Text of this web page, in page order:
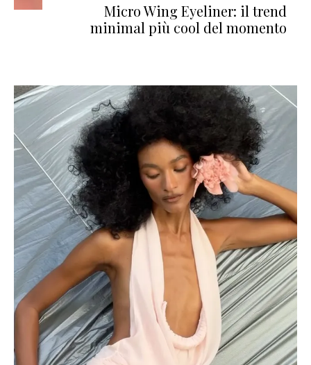
Micro Wing Eyeliner: il trend
minimal più cool del momento